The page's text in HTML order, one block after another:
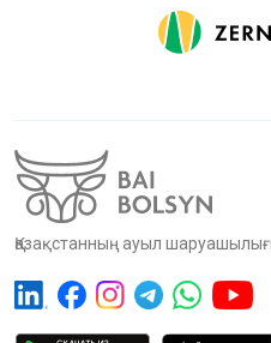
Қазақстанның ауыл